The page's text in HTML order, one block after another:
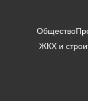
Общество
ЖКХ и